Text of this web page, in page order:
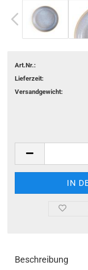
Art.Nr.:
Lieferzeit:
Versandgewicht:
Beschreibung